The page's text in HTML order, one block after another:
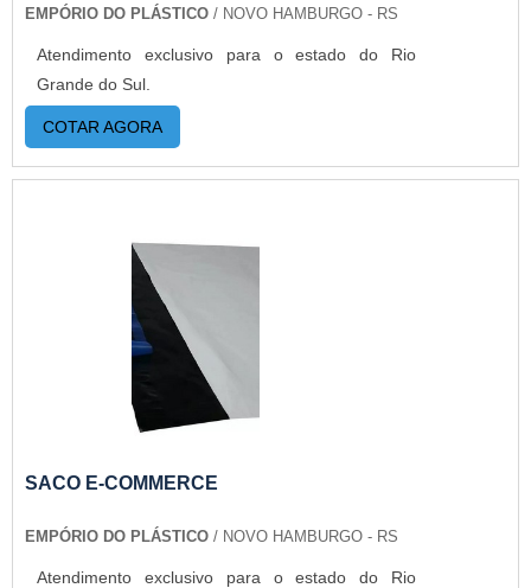
EMPÓRIO DO PLÁSTICO / NOVO HAMBURGO - RS
Atendimento exclusivo para o estado do Rio
Grande do Sul.
COTAR AGORA
SACO E-COMMERCE
EMPÓRIO DO PLÁSTICO / NOVO HAMBURGO - RS
Atendimento exclusivo para o estado do Rio